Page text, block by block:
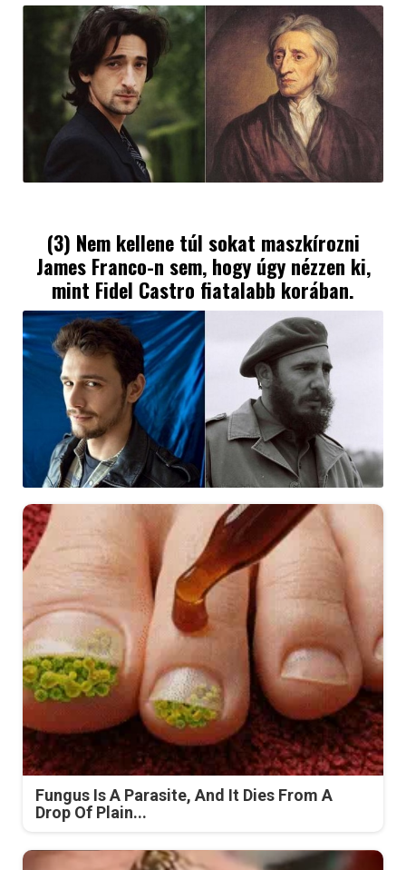
(3) Nem kellene túl sokat maszkírozni
James Franco-n sem, hogy úgy nézzen ki,
mint Fidel Castro fiatalabb korában.
Fungus Is A Parasite, And It Dies From A
Drop Of Plain...